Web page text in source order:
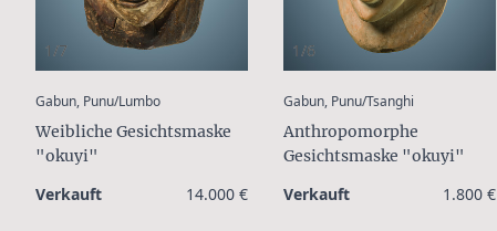
1/7
Gabun, Punu/Lumbo:
Weibliche Gesichtsmaske
"okuyi"
Verkauft 14.000 €
1/6
Gabun, Punu/Tsanghi
Anthropomorphe
Gesichtsmaske "okuyi"
Verkauft 1.800 €